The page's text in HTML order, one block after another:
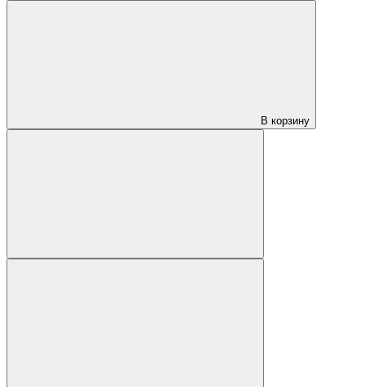
В корзину